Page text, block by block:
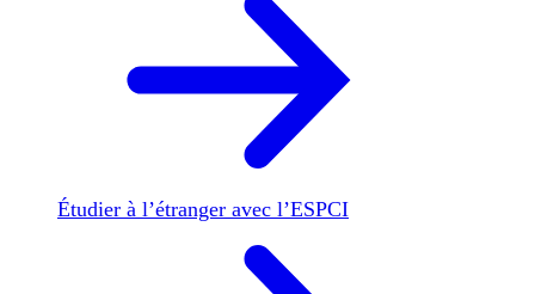
Étudier à l’étranger avec l’ESPCI